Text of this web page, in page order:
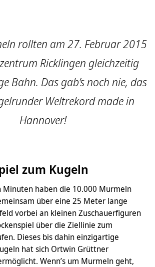
rollten am 27. Februar 2015
Ricklingen gleichzeitig
Bahn. Das gab’s noch nie, das
Weltrekord made in
Hannover!
zum Kugeln
Minuten haben die 10.000 Murmeln
über eine 25 Meter lange
vorbei an kleinen Zuschauerfiguren
über die Ziellinie zum
Dieses bis dahin einzigartige
hat sich Ortwin Grüttner
Wenn’s um Murmeln geht,